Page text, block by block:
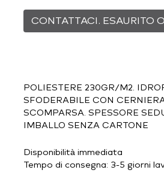
CONTATTACI. ESAURITO
POLIESTERE 230GR/M2.
SFODERABILE CON
SCOMPARSA. SPESSORE
IMBALLO SENZA CARTONE
Disponibilità immediata
Tempo di consegna: 3-5 giorni